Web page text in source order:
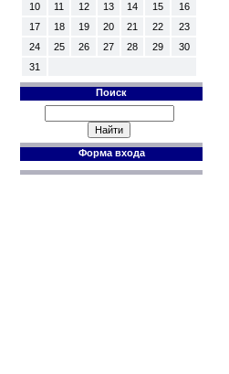
10
11 12 13 14 15
16
17
18 19 20 21 22
23
24
25 26 27 28 29
30
31
Поиск
Форма входа